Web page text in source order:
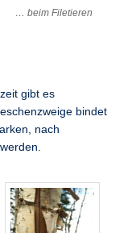
… beim Filetieren
gibt es
bindet
nach